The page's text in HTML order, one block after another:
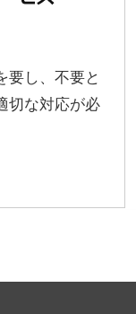
要し、不要と
切な対応が必